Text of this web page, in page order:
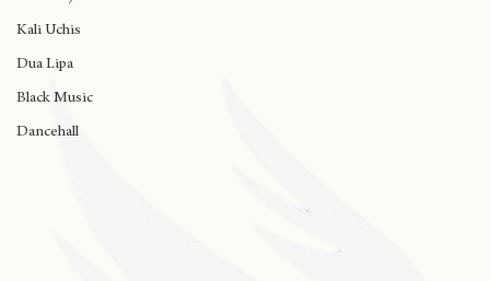
Anita Tijoux
Kali Uchis
Dua Lipa
Black Music